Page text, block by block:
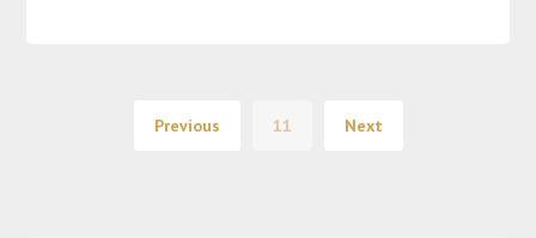
Previous 11 Next